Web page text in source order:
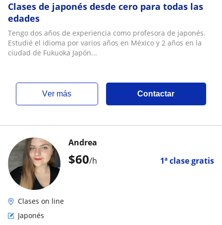
Clases de japonés desde cero para todas las
edades
Tengo dos años de experiencia como profesora de japonés.
Estudié el idioma por varios años en México y 2 años en la
ciudad de Fukuoka Japón...
ver más Contactar
$60/h 1ª clase gratis
Andrea
Clases on line
Japonés